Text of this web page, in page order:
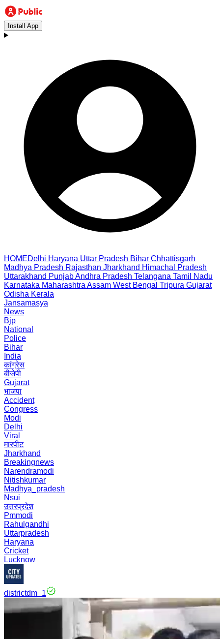
Install App
HOMEDelhi Haryana Uttar Pradesh Bihar Chhattisgarh
Madhya Pradesh Rajasthan Jharkhand Himachal Pradesh
Uttarakhand PunjabAndhra Pradesh Telangana Tamil Nadu
Karnataka Maharashtra Assam West Bengal Tripura Gujarat
Odisha Kerala
Jansamasya
News
Bjp
National
Police
Bihar
India
कांग्रेस
बीजेपी
Gujarat
भाजपा
Accident
Congress
Modi
Delhi
Viral
मारपीट
Jharkhand
Breakingnews
Narendramodi
Nitishkumar
Madhya_pradesh
Nsui
उत्तरप्रदेश
Pmmodi
Rahulgandhi
Uttarpradesh
Haryana
Cricket
Lucknow
districtdm_1